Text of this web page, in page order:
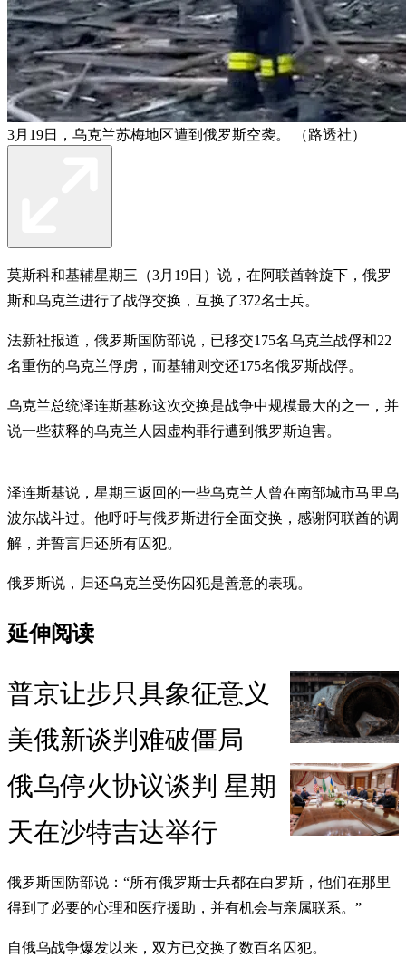
3月19日，乌克兰苏梅地区遭到俄罗斯空袭。 （路透社）
莫斯科和基辅星期三（3月19日）说，在阿联酋斡旋下，俄罗
斯和乌克兰进行了战俘交换，互换了372名士兵。
法新社报道，俄罗斯国防部说，已移交175名乌克兰战俘和22
名重伤的乌克兰俘虏，而基辅则交还175名俄罗斯战俘。
乌克兰总统泽连斯基称这次交换是战争中规模最大的之一，并
说一些获释的乌克兰人因虚构罪行遭到俄罗斯迫害。
泽连斯基说，星期三返回的一些乌克兰人曾在南部城市马里乌
波尔战斗过。他呼吁与俄罗斯进行全面交换，感谢阿联酋的调
解，并誓言归还所有囚犯。
俄罗斯说，归还乌克兰受伤囚犯是善意的表现。
延伸阅读
普京让步只具象征意义
美俄新谈判难破僵局
俄乌停火协议谈判 星期
天在沙特吉达举行
俄罗斯国防部说：“所有俄罗斯士兵都在白罗斯，他们在那里
得到了必要的心理和医疗援助，并有机会与亲属联系。”
自俄乌战争爆发以来，双方已交换了数百名囚犯。